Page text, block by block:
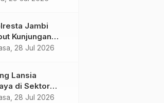
dan 146
Sabu
Jambi
Kunjungan
dan Pengurus
28 Jul 2026
Lansia
di Sektor
Pertamina EP
28 Jul 2026